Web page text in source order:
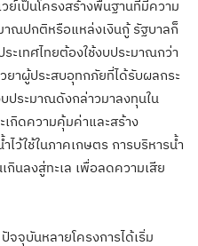
ย์เป็นโครงสร้างพื้นฐานที่มีความ
าณปกติหรือแหล่งเงินกู้ รัฐบาลก็
ะเทศไทยต้องใช้งบประมาณกว่า
าผู้ประสบอุทกภัยที่ได้รับผลกระ
ประมาณดังกล่าวมาลงทุนใน
เกิดความคุ้มค่าและสร้าง
ไว้ใช้ในภาคเกษตร การบริหารน้ำ
กินลงสู่ทะเล เพื่อลดความเสีย
จจุบันหลายโครงการได้เริ่ม